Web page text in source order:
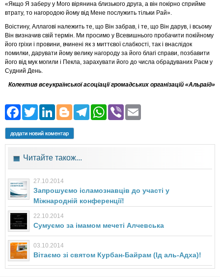
«Якщо Я заберу у Мого вірянина близького друга, а він покірно сприйме
втрату, то нагородою йому від Мене послужить тільки Рай».
Воістину, Аллагові належить те, що Він забрав, і те, що Він дарув, і всьому
Він визначив свій термін. Ми просимо у Всевишнього пробачити покійному
його гріхи і провини, вчинені як з миттєвої слабкості, так і внаслідок
помилки, дарувати йому велику нагороду за його благі справи, позбавити
його від мук могили і Пекла, зарахувати його до числа обрадуваних Раєм у
Судний День.
Колектив всеукраїнської асоціації громадських організацій «Альраід»
Facebook
Twitter
LinkedIn
Blogger
Telegram
WhatsApp
Viber
додати новий коментар
Читайте також...
27.10.2014
Запрошуємо ісламознавців до участі у
Міжнародній конференції!
22.10.2014
Сумуємо за імамом мечеті Алчевська
03.10.2014
Вітаємо зі святом Курбан-Байрам (Ід аль-Адха)!